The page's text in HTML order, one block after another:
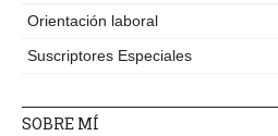
Orientación laboral
Suscriptores Especiales
SOBRE MÍ